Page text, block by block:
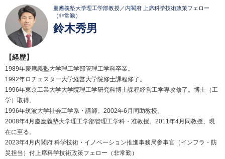
慶應義塾大学理工学部教授／内閣府 上席科学技術政策フェロー
（非常勤）
鈴木秀男
【経歴】
1989年慶應義塾大学理工学部管理工学科卒業。
1992年ロチェスター大学経営大学院修士課程修了。
1996年東京工業大学大学院理工学研究科博士課程経営工学専攻修了。博士（工
学）取得。
1996年筑波大学社会工学系・講師。2002年6月同助教授。
2008年4月慶應義塾大学理工学部管理工学科・准教授。2011年4月同教授、現
在に至る。
2023年4月内閣府 科学技術・イノベーション推進事務局参事官（インフラ・防
災担当）付上席科学技術政策フェロー（非常勤）